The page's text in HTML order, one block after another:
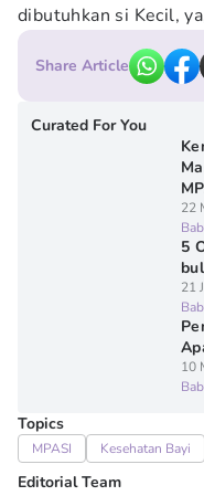
dibutuhkan si Kecil,
Share Article
Curated For You
22
5
21
10
Topics
MPASI Kesehatan Bayi
Editorial Team